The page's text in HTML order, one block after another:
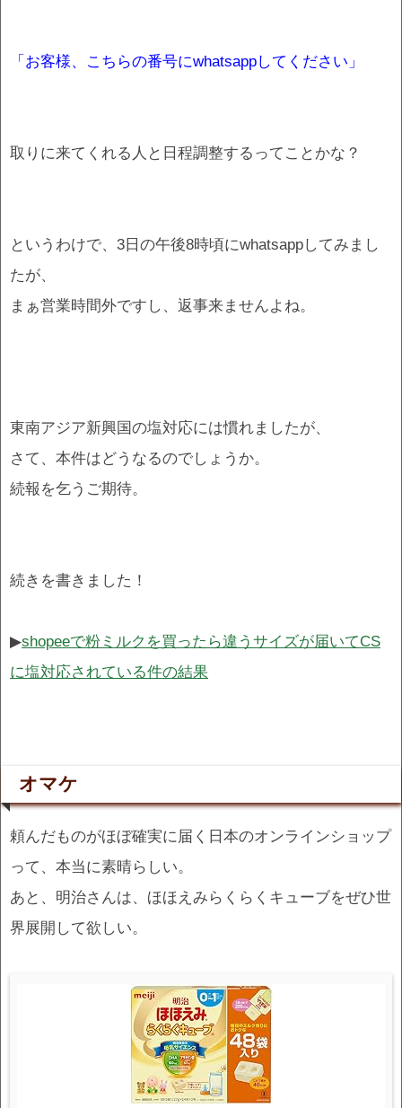
「お客様、こちらの番号にwhatsappしてください」
取りに来てくれる人と日程調整するってことかな？
というわけで、3日の午後8時頃にwhatsappしてみまし
たが、
まぁ営業時間外ですし、返事来ませんよね。
東南アジア新興国の塩対応には慣れましたが、
さて、本件はどうなるのでしょうか。
続報を乞うご期待。
続きを書きました！
▶shopeeで粉ミルクを買ったら違うサイズが届いてCS
に塩対応されている件の結果
オマケ
頼んだものがほぼ確実に届く日本のオンラインショップ
って、本当に素晴らしい。
あと、明治さんは、ほほえみらくらくキューブをぜひ世
界展開して欲しい。